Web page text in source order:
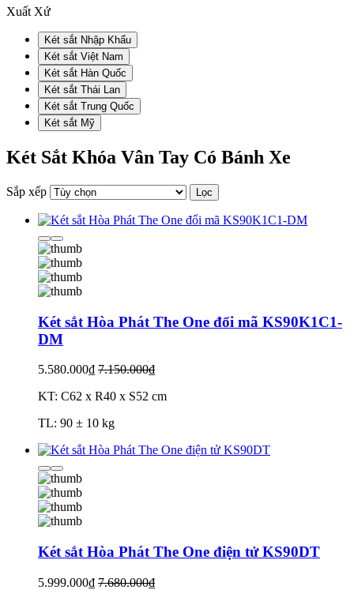
Xuất Xứ
Két sắt Nhập Khẩu
Két sắt Việt Nam
Két sắt Hàn Quốc
Két sắt Thái Lan
Két sắt Trung Quốc
Két sắt Mỹ
Két Sắt Khóa Vân Tay Có Bánh Xe
Sắp xếp Lọc
Két sắt Hòa Phát The One đổi mã KS90K1C1-
DM
5.580.000₫ 7.150.000₫
KT: C62 x R40 x S52 cm
TL: 90 ± 10 kg
Két sắt Hòa Phát The One điện tử KS90DT
5.999.000₫ 7.680.000₫